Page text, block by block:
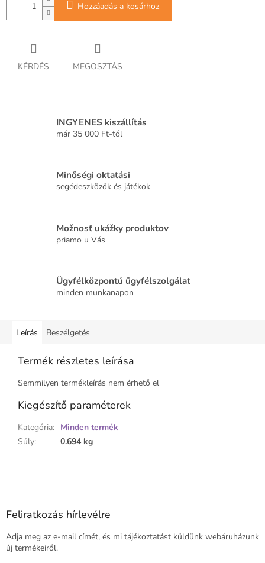
Hozzáadás a kosárhoz
KÉRDÉS MEGOSZTÁS
INGYENES kiszállítás
már 35 000 Ft-tól
Minőségi oktatási
segédeszközök és játékok
Možnosť ukážky produktov
priamo u Vás
Ügyfélközpontú ügyfélszolgálat
minden munkanapon
Leírás Beszélgetés
Termék részletes leírása
Semmilyen termékleírás nem érhető el
Kiegészítő paraméterek
Kategória: Minden termék
Súly: 0.694 kg
L
Feliratkozás hírlevélre
Adja meg az e-mail címét, és mi tájékoztatást küldünk webáruházunk
új termékeiről.